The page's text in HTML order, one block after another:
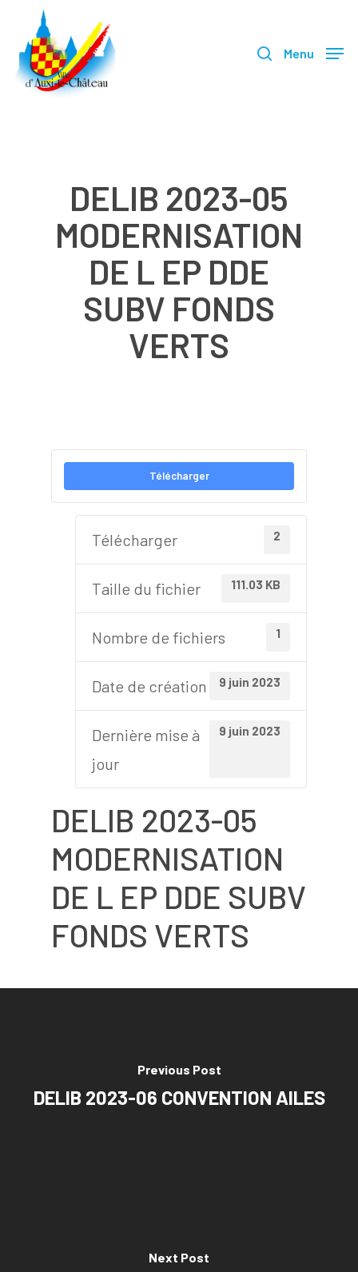
main
Menu
DELIB 2023-05
MODERNISATION
DE L EP DDE
SUBV FONDS
VERTS
Télécharger
Télécharger 2
Taille du fichier 111.03 KB
Nombre de fichiers 1
Date de création 9 juin 2023
Dernière mise à
jour
9 juin 2023
DELIB 2023-05
MODERNISATION
DE L EP DDE SUBV
FONDS VERTS
Previous Post
DELIB 2023-06 CONVENTION AILES
Next Post